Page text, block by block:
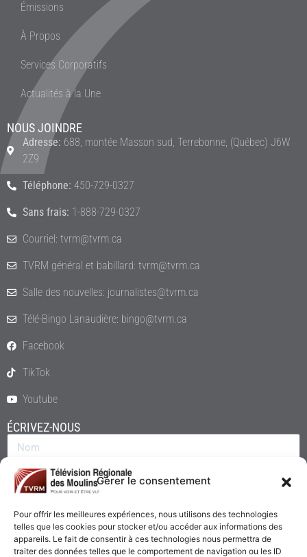
Gérer le consentement
Pour offrir les meilleures expériences, nous utilisons des technologies
telles que les cookies pour stocker et/ou accéder aux informations des
appareils. Le fait de consentir à ces technologies nous permettra de
traiter des données telles que le comportement de navigation ou les ID
Émissions
À Propos
Services Corporatifs
Actualités à la Une
NOUS JOINDRE
Adresse: 688, montée Masson sud, Terrebonne, (Québec) J6W
2Z9
Téléphone: 450-729-0327
Sans frais: 1-888-729-0327
Courriel: tvrm@tvrm.ca
TVRM général et babillard: tvrm@tvrm.ca
Salle des nouvelles: journalistes@tvrm.ca
Télé-Bingo Lanaudière: bingo@tvrm.ca
Facebook
TikTok
Youtube
ÉCRIVEZ-NOUS